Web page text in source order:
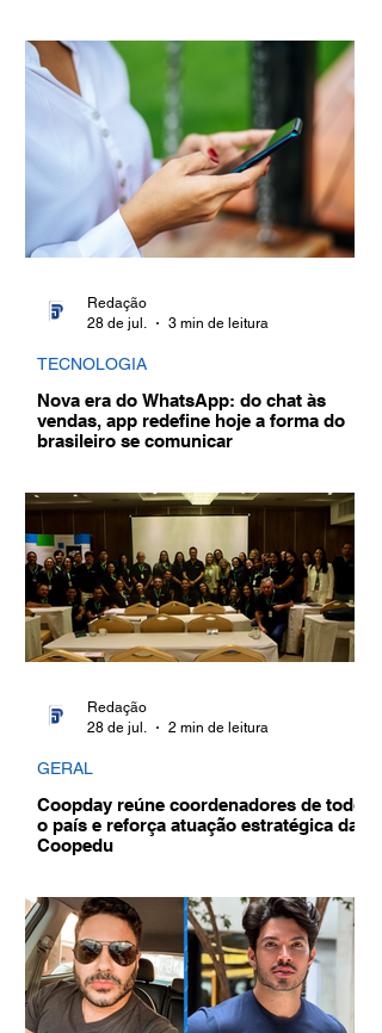
Nova era do WhatsApp: do chat às
vendas, app redefine hoje a forma do
brasileiro se comunicar
TECNOLOGIA
Redação
28 de jul.
3 min de leitura
Coopday reúne coordenadores de todo
o país e reforça atuação estratégica da
Coopedu
GERAL
Redação
28 de jul.
2 min de leitura